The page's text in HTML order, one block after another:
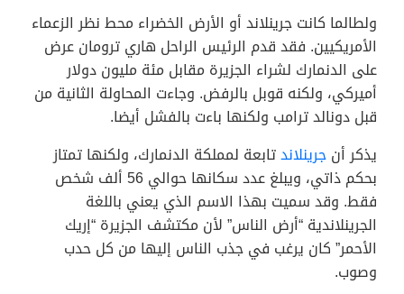
ولطالما كانت جرينلاند أو الأرض الخضراء محط نظر الزعماء
الأمريكيين. فقد قدم الرئيس الراحل هاري ترومان عرض
على الدنمارك لشراء الجزيرة مقابل مئة مليون دولار
أميركي، ولكنه قوبل بالرفض. وجاءت المحاولة الثانية من
قبل دونالد ترامب ولكنها باءت بالفشل أيضا.
يذكر أنجرينلاندتابعة لمملكة الدنمارك، ولكنها تمتاز
بحكم ذاتي، ويبلغ عدد سكانها حوالي 56 ألف شخص
فقط. وقد سميت بهذا الاسم الذي يعني باللغة
الجرينلاندية “أرض الناس” لأن مكتشف الجزيرة “إريك
الأحمر” كان يرغب في جذب الناس إليها من كل حدب
وصوب.